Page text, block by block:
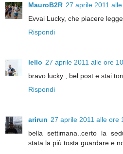
MauroB2R 27 aprile 2011
Evvai Lucky, che piacere
Rispondi
lello 27 aprile 2011 alle ore
bravo lucky , bel post e stai
Rispondi
arirun 27 aprile 2011 alle ore
bella settimana..certo la
stata la più tosta guardare e